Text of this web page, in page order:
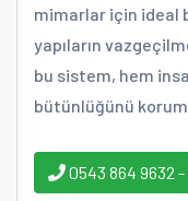
mimarlar için ideal
yapıların
bu sistem, hem
bütünlüğünü
0543 864 9632